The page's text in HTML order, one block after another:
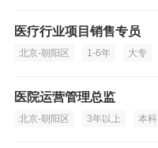
医疗行业项目销售专员
北京-朝阳区 1-6年 大专
医院运营管理总监
北京-朝阳区 3年以上 本科